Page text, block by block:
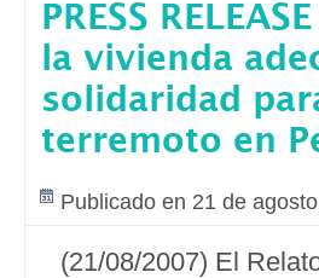
PRESS
la vivienda
solidaridad
terremoto en
Publicado en 21 de
(21/08/2007) El